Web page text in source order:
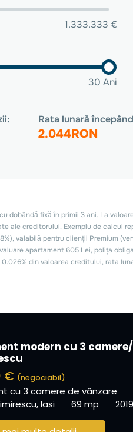
modern cu 3
€ (negociabil)
cu 3 camere de vânzare
Iasi
69 mp 2019